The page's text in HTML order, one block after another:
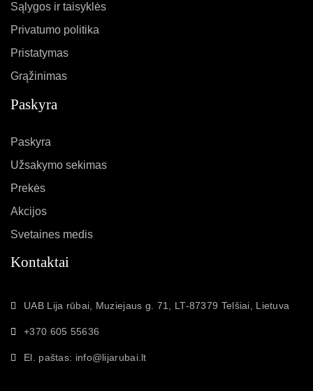
Sąlygos ir taisyklės
Privatumo politika
Pristatymas
Grąžinimas
Paskyra
Paskyra
Užsakymo sekimas
Prekės
Akcijos
Svetaines medis
Kontaktai
UAB Lija rūbai, Muziejaus g. 71, LT-87379 Telšiai, Lietuva
+370 605 55636
El. paštas: info@lijarubai.lt